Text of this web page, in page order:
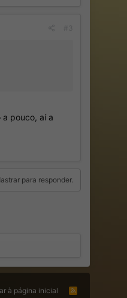
pouco, aí a
para responder.
à página inicial
R